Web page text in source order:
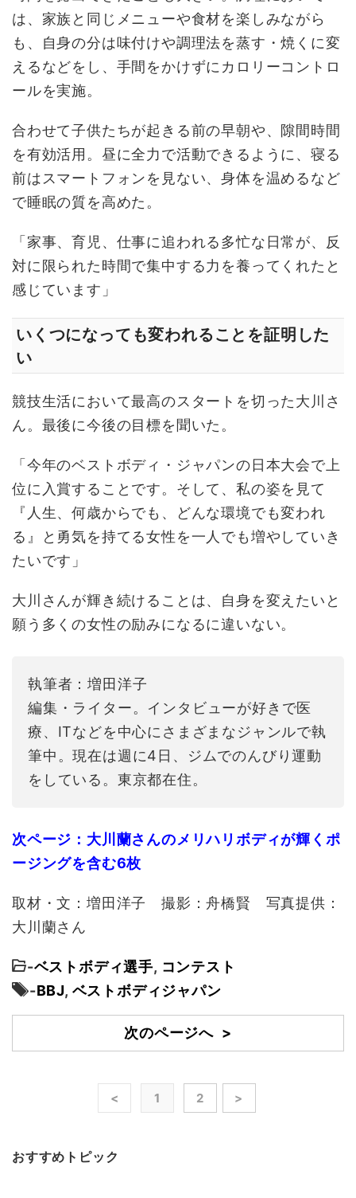
は、家族と同じメニューや食材を楽しみながら
も、自身の分は味付けや調理法を蒸す・焼くに変
えるなどをし、手間をかけずにカロリーコントロ
ールを実施。
合わせて子供たちが起きる前の早朝や、隙間時間
を有効活用。昼に全力で活動できるように、寝る
前はスマートフォンを見ない、身体を温めるなど
で睡眠の質を高めた。
「家事、育児、仕事に追われる多忙な日常が、反
対に限られた時間で集中する力を養ってくれたと
感じています」
いくつになっても変われることを証明した
い
競技生活において最高のスタートを切った大川さ
ん。最後に今後の目標を聞いた。
「今年のベストボディ・ジャパンの日本大会で上
位に入賞することです。そして、私の姿を見て
『人生、何歳からでも、どんな環境でも変われ
る』と勇気を持てる女性を一人でも増やしていき
たいです」
大川さんが輝き続けることは、自身を変えたいと
願う多くの女性の励みになるに違いない。
執筆者：増田洋子
編集・ライター。インタビューが好きで医
療、ITなどを中心にさまざまなジャンルで執
筆中。現在は週に4日、ジムでのんびり運動
をしている。東京都在住。
次ページ：大川蘭さんのメリハリボディが輝くポ
ージングを含む6枚
取材・文：増田洋子 撮影：舟橋賢 写真提供：
大川蘭さん
-ベストボディ選手, コンテスト
-BBJ, ベストボディジャパン
次のページへ >
< 1 2 >
おすすめトピック